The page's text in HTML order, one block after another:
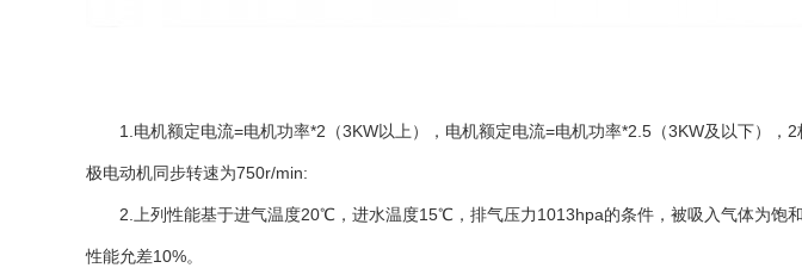
1.电机额定电流=电机功率*2（3KW以上），电机额定电流=电机功率*2.5（3KW及以下），
极电动机同步转速为750r/min:
2.上列性能基于进气温度20℃，进水温度15℃，排气压力1013hpa的条件，被吸入气体为饱
性能允差10%。